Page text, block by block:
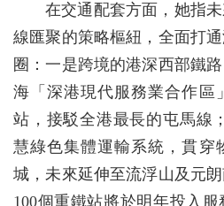
在交通配套方面，她指
線匯聚的策略樞紐，全面打
圈：一是跨境的港深西部鐵
海「深港現代服務業合作區
站，接駁全港最長的屯馬線
慧綠色集體運輸系統，貫穿
城，未來延伸至流浮山及元
100個重鐵站將於明年投入